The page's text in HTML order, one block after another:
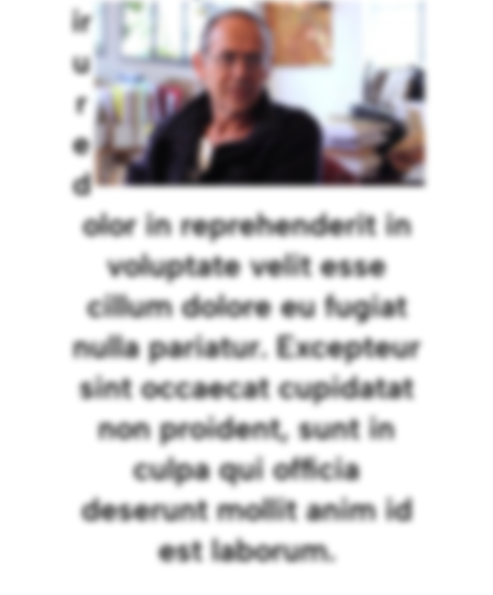
ir
u
r
e
d
olor in reprehenderit in
voluptate velit esse
cillum dolore eu fugiat
nulla pariatur. Excepteur
sint occaecat cupidatat
non proident, sunt in
culpa qui officia
deserunt mollit anim id
est laborum.